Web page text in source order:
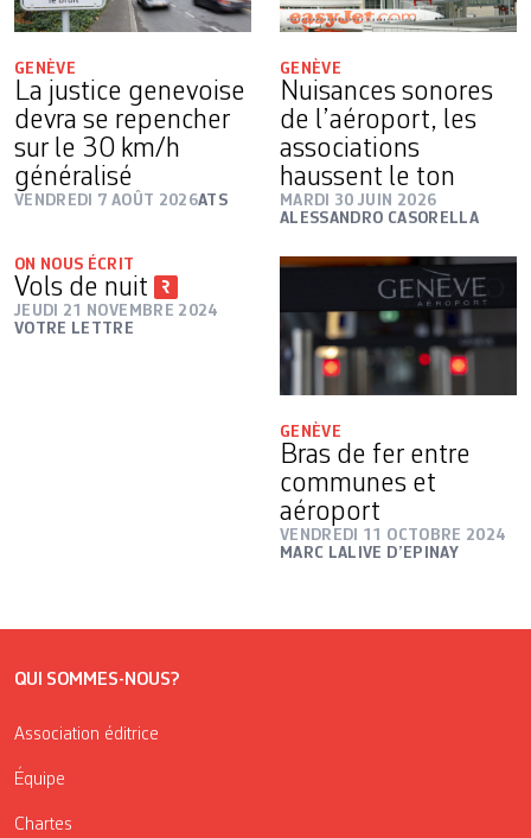
GENÈVE
La justice genevoise
devra se repencher
sur le 30 km/h
généralisé
VENDREDI 7 AOÛT 2026ATS
GENÈVE
Nuisances sonores
de l’aéroport, les
associations
haussent le ton
MARDI 30 JUIN 2026
ALESSANDRO CASORELLA
ON NOUS ÉCRIT
Vols de nuit
JEUDI 21 NOVEMBRE 2024
VOTRE LETTRE
GENÈVE
Bras de fer entre
communes et
aéroport
VENDREDI 11 OCTOBRE 2024
MARC LALIVE D’EPINAY
QUI SOMMES-NOUS?
Association éditrice
Équipe
Chartes